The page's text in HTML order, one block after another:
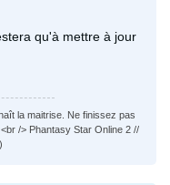
qu'à mettre à jour
la maitrise. Ne finissez pas
/> Phantasy Star Online 2 //